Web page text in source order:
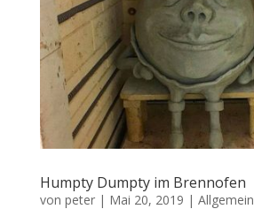
Humpty Dumpty im Brennofen
von peter| Mai 20, 2019 | Allgemein